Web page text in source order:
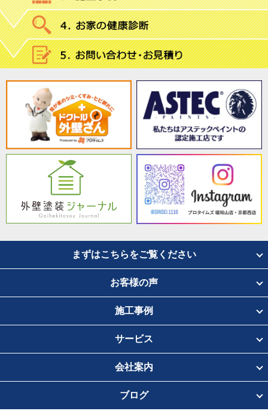
まずはこちらをご覧ください
お客様の声
施工事例
サービス
会社案内
ブログ